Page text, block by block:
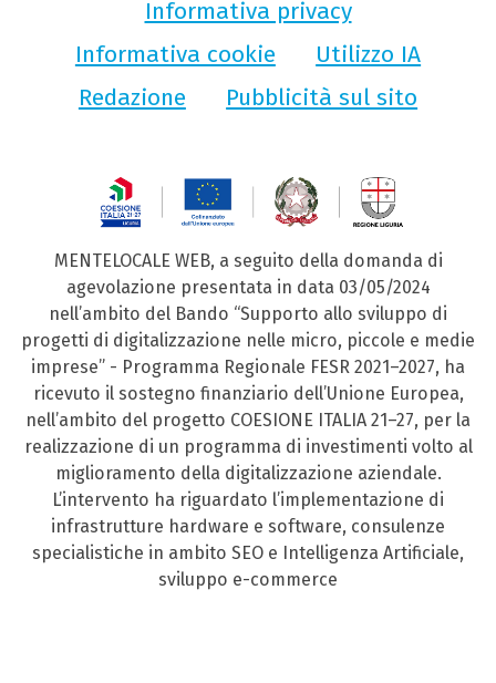
Informativa privacy
Informativa cookie
Utilizzo IA
Redazione
Pubblicità sul sito
MENTELOCALE WEB, a seguito della domanda di
agevolazione presentata in data 03/05/2024
nell’ambito del Bando “Supporto allo sviluppo di
progetti di digitalizzazione nelle micro, piccole e medie
imprese” - Programma Regionale FESR 2021–2027, ha
ricevuto il sostegno finanziario dell’Unione Europea,
nell’ambito del progetto COESIONE ITALIA 21–27, per la
realizzazione di un programma di investimenti volto al
miglioramento della digitalizzazione aziendale.
L’intervento ha riguardato l’implementazione di
infrastrutture hardware e software, consulenze
specialistiche in ambito SEO e Intelligenza Artificiale,
sviluppo e-commerce